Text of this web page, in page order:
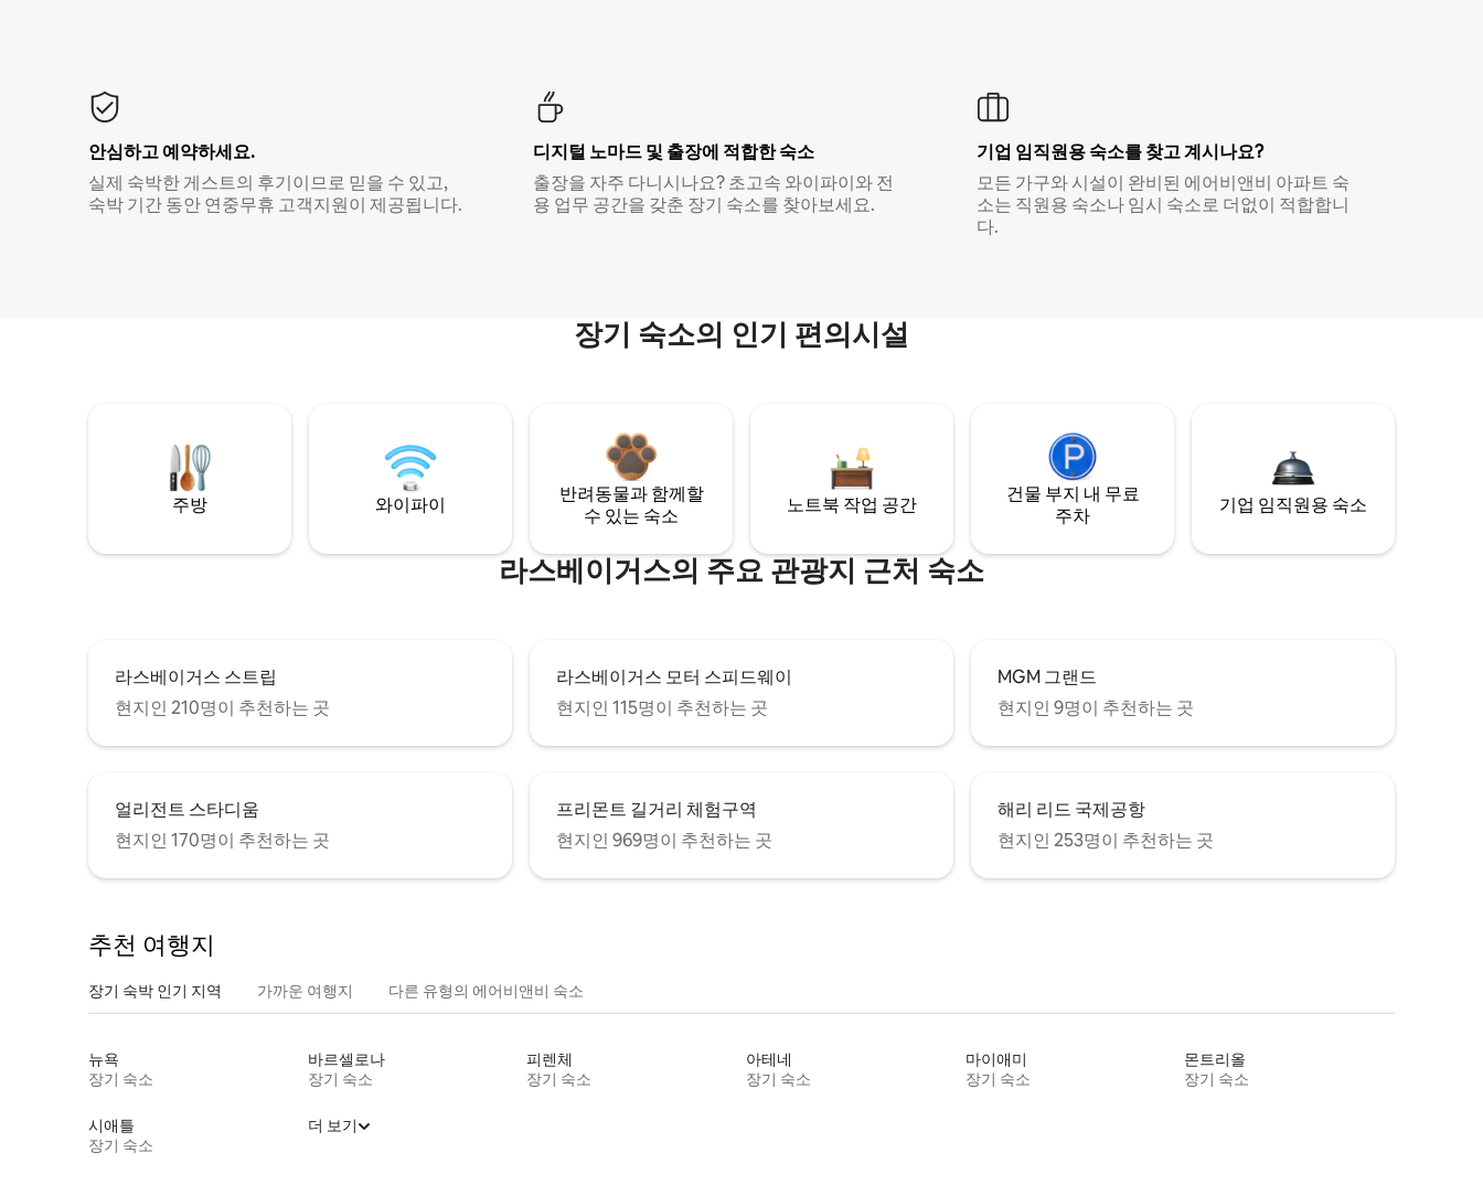
안심하고 예약하세요.
실제 숙박한 게스트의 후기이므로 믿을 수 있고,
숙박 기간 동안 연중무휴 고객지원이 제공됩니다.
디지털 노마드 및 출장에 적합한 숙소
출장을 자주 다니시나요? 초고속 와이파이와 전
용 업무 공간을 갖춘 장기 숙소를 찾아보세요.
기업 임직원용 숙소를 찾고 계시나요?
모든 가구와 시설이 완비된 에어비앤비 아파트 숙
소는 직원용 숙소나 임시 숙소로 더없이 적합합니
다.
장기 숙소의 인기 편의시설
주방 와이파이
반려동물과 함께할
수 있는 숙소
노트북 작업 공간
건물 부지 내 무료
주차
기업 임직원용 숙소
라스베이거스의 주요 관광지 근처 숙소
라스베이거스 스트립
현지인 210명이 추천하는 곳
라스베이거스 모터 스피드웨이
현지인 115명이 추천하는 곳
MGM 그랜드
현지인 9명이 추천하는 곳
얼리전트 스타디움
현지인 170명이 추천하는 곳
프리몬트 길거리 체험구역
현지인 969명이 추천하는 곳
해리 리드 국제공항
현지인 253명이 추천하는 곳
추천 여행지
장기 숙박 인기 지역 가까운 여행지 다른 유형의 에어비앤비 숙소
뉴욕
장기 숙소
바르셀로나
장기 숙소
피렌체
장기 숙소
아테네
장기 숙소
마이애미
장기 숙소
몬트리올
장기 숙소
시애틀
장기 숙소
더 보기